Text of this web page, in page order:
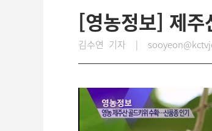
스마트뷰앱
영어뉴스
중국어뉴스
기획뉴스
[영농정보] 제
김수연 기자 |